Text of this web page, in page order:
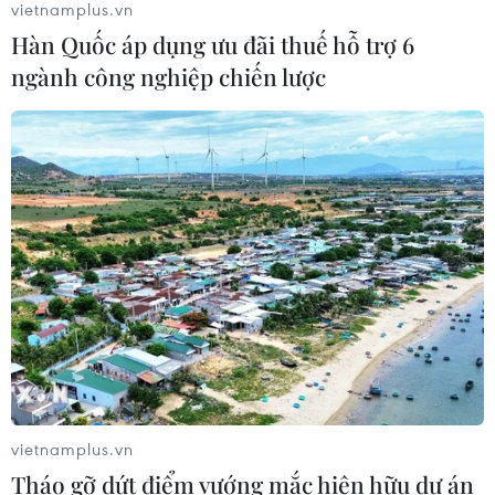
Giá vàng ngày 5/8: Bảng giá tại các
công ty vàng bạc đá quý
05/08/2026 01:51
Giá vàng thế giới tăng khoảng 1% khi
giá dầu hạ nhiệt
05/08/2026 01:18
Dầu thô chạm đáy ba tuần khi căng
thẳng tại eo biển Hormuz hạ nhiệt
vietnamplus.vn
Hàn Quốc áp dụng ưu đãi thuế hỗ trợ 6
ngành công nghiệp chiến lược
vietnamplus.vn
Tháo gỡ dứt điểm vướng mắc hiện hữu dự án